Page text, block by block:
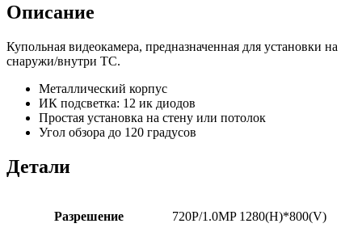
Описание
Купольная видеокамера, предназначенная для установки на
снаружи/внутри ТС.
Металлический корпус
ИК подсветка: 12 ик диодов
Простая установка на стену или потолок
Угол обзора до 120 градусов
Детали
Разрешение 720P/1.0MP 1280(H)*800(V)